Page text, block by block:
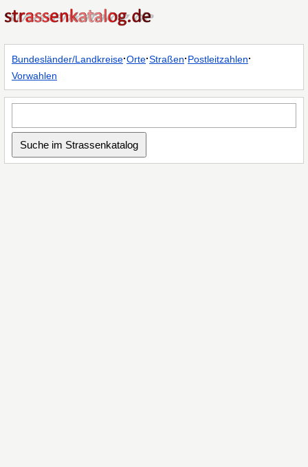
Bundesländer/Landkreise·Orte·Straßen·Postleitzahlen·
Vorwahlen